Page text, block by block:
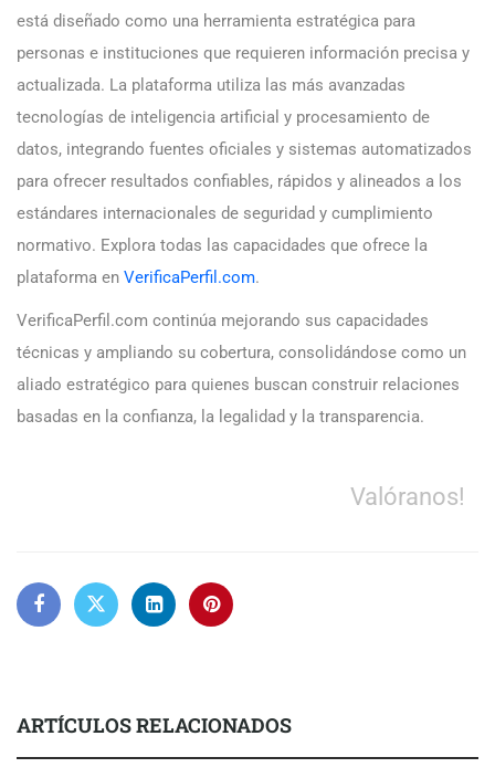
está diseñado como una herramienta estratégica para
personas e instituciones que requieren información precisa y
actualizada. La plataforma utiliza las más avanzadas
tecnologías de inteligencia artificial y procesamiento de
datos, integrando fuentes oficiales y sistemas automatizados
para ofrecer resultados confiables, rápidos y alineados a los
estándares internacionales de seguridad y cumplimiento
normativo. Explora todas las capacidades que ofrece la
plataforma en VerificaPerfil.com.
VerificaPerfil.com continúa mejorando sus capacidades
técnicas y ampliando su cobertura, consolidándose como un
aliado estratégico para quienes buscan construir relaciones
basadas en la confianza, la legalidad y la transparencia.
Valóranos!
ARTÍCULOS RELACIONADOS